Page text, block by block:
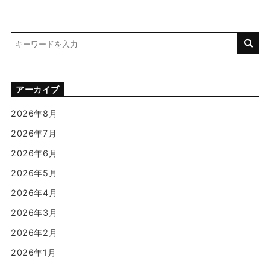
アーカイブ
2026年8月
2026年7月
2026年6月
2026年5月
2026年4月
2026年3月
2026年2月
2026年1月